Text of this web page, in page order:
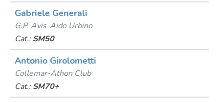
Gabriele Generali
G.p. Avis-Aido Urbino
Cat.: SM50
Antonio Girolometti
Collemar-Athon Club
Cat.: SM70+